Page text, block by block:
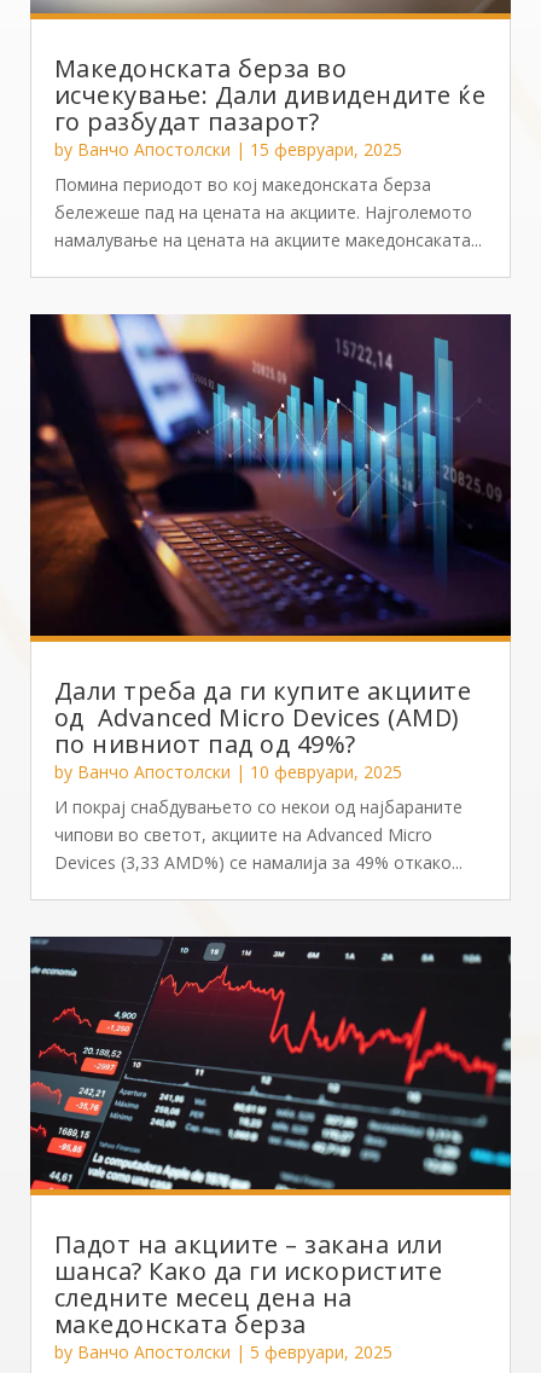
Македонската берза во
исчекување: Дали дивидендите ќе
го разбудат пазарот?
by Ванчо Апостолски | 15 февруари, 2025
Помина периодот во кој македонската берза
бележеше пад на цената на акциите. Најголемото
намалување на цената на акциите македонсаката...
Дали треба да ги купите акциите
од Advanced Micro Devices (AMD)
по нивниот пад од 49%?
by Ванчо Апостолски | 10 февруари, 2025
И покрај снабдувањето со некои од најбараните
чипови во светот, акциите на Advanced Micro
Devices (3,33 AMD%) се намалија за 49% откако...
Падот на акциите – закана или
шанса? Како да ги искористите
следните месец дена на
македонската берза
by Ванчо Апостолски | 5 февруари, 2025